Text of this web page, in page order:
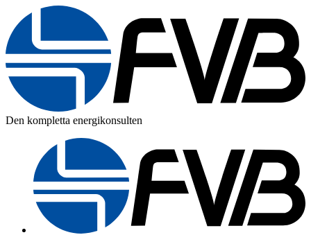
Den kompletta energikonsulten